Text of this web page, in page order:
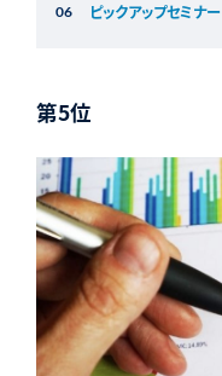
ピックアップセミナー
第5位